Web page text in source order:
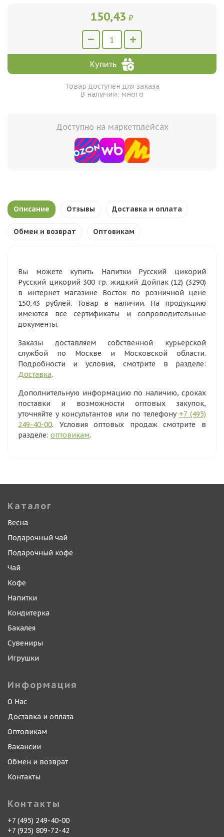
150,43 ₽
Купить
Товар доступен для заказа
В наличии: много
Доступно на маркетплейсах
Описание Отзывы Доставка и оплата
Обмен и возврат Оптовикам
Вы можете купить Напитки Русский цикорий
Русский цикорий 300 гр. жидкий Дойпак (12) (3290)
в интернет магазине Восток по розничной цене
150,43 рублей. Товар в наличии. На продукцию
имеются все сертификаты и сопроводительные
документы.
Заказы доставляем собственной курьерской
службой по Москве и Московской области.
Подробности и условия, смотрите в разделе:
Доставка.
Дополнительную информацию по наличию, сроках
поставки и возможности оптовых закупок,
уточняйте у консультантов или по телефону +7 (495)
249-40-00. Условия оптовых продаж смотрите в
разделе: оптовикам.
Каталог
Весна
Подарочный чай
Подарочный кофе
Чай
Кофе
Напитки
Кондитерка
Бакалея
Сувениры
Игрушки
Информация
О Нас
Доставка и оплата
Оптовикам
Вакансии
Обмен и возврат
Контакты
Контакты
+7 (495) 249-40-00
+7 (925) 809-72-42